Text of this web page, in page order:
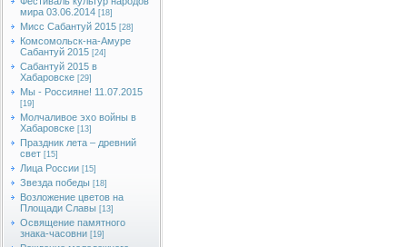
мира 03.06.2014 [18]
Мисс Сабантуй 2015 [28]
Комсомольск-на-Амуре
Сабантуй 2015 [24]
Сабантуй 2015 в
Хабаровске [29]
Мы - Россияне! 11.07.2015
[19]
Молчаливое эхо войны в
Хабаровске [13]
Праздник лета – древний
свет [15]
Лица России [15]
Звезда победы [18]
Возложение цветов на
Площади Славы [13]
Освящение памятного
знака-часовни [19]